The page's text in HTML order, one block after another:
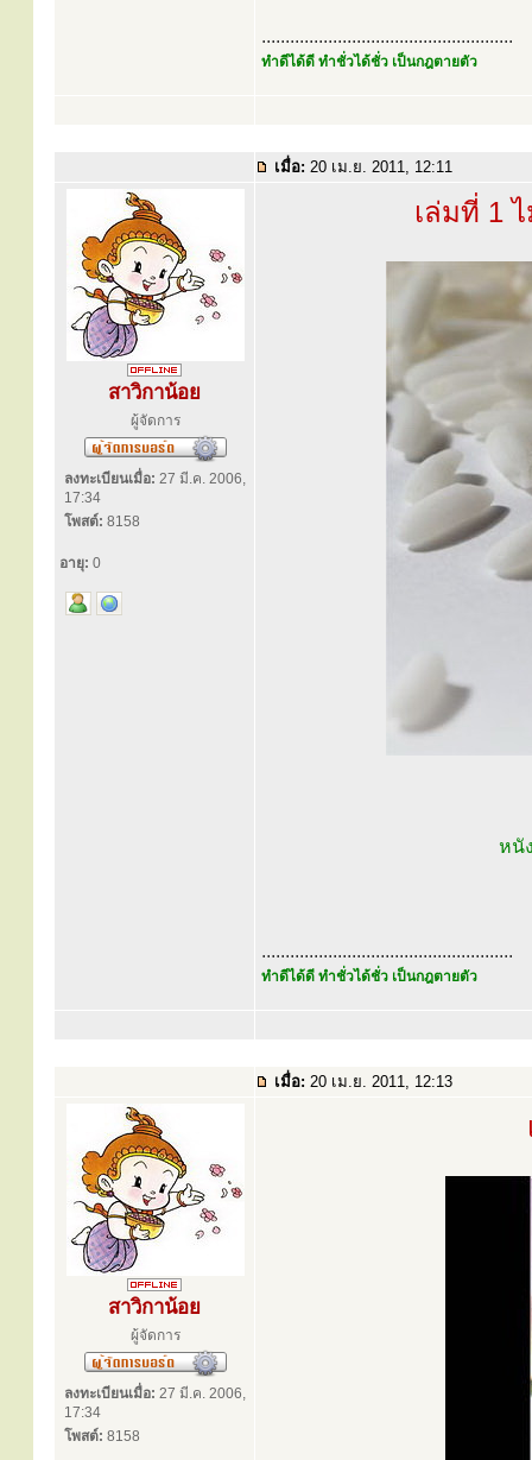
.....................................................
ทำดีได้ดี ทำชั่วได้ชั่ว เป็นกฎตายตัว
เมื่อ: 20 เม.ย. 2011, 12:11
สาวิกาน้อย
ผู้จัดการ
ลงทะเบียนเมื่อ: 27 มี.ค. 2006,
17:34
โพสต์: 8158
อายุ: 0
เล่มที่ 1
หนั
.....................................................
ทำดีได้ดี ทำชั่วได้ชั่ว เป็นกฎตายตัว
เมื่อ: 20 เม.ย. 2011, 12:13
สาวิกาน้อย
ผู้จัดการ
ลงทะเบียนเมื่อ: 27 มี.ค. 2006,
17:34
โพสต์: 8158